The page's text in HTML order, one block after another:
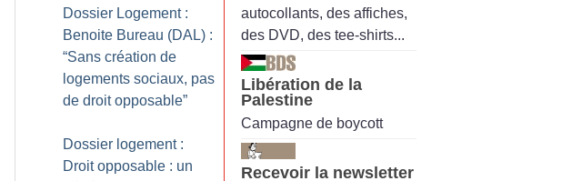
Dossier Logement :
Benoite Bureau (DAL) :
“Sans création de
logements sociaux, pas
de droit opposable”
Dossier logement :
Droit opposable : un
autocollants, des affiches,
des DVD, des tee-shirts...
Libération de la
Palestine
Campagne de boycott
Recevoir la newsletter